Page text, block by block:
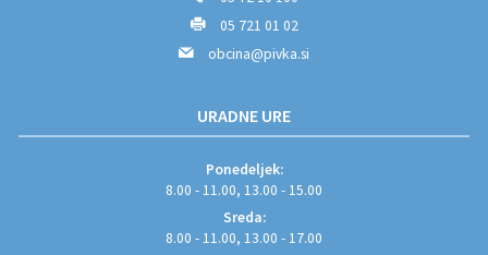
05 721 01 02
obcina@pivka.si
URADNE URE
Ponedeljek:
8.00 - 11.00, 13.00 - 15.00
Sreda:
8.00 - 11.00, 13.00 - 17.00